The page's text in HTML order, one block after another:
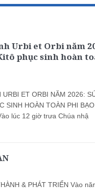
Urbi et Orbi năm
phục sinh hoàn
ET ORBI NĂM 2026:
SINH HOÀN TOÀN PHI
lúc 12 giờ trưa Chúa nhậ
& PHÁT TRIỂN Vào